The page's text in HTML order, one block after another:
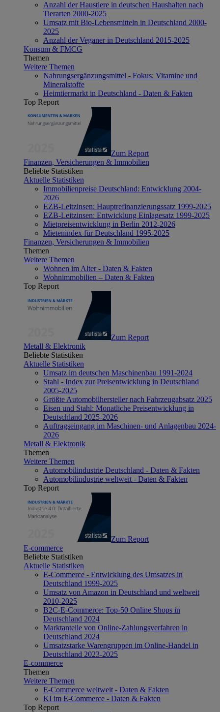
Anzahl der Haustiere in deutschen Haushalten nach
Tierarten 2000-2025
Umsatz mit Bio-Lebensmitteln in Deutschland 2000-
2025
Anzahl der Veganer in Deutschland 2015-2025
Konsum & FMCG
Themen
Weitere Themen
Nahrungsergänzungsmittel - Fokus: Vitamine und
Mineralstoffe
Heimtiermarkt in Deutschland - Daten & Fakten
Top Report
Zum Report
Finanzen, Versicherungen & Immobilien
Beliebte Statistiken
Aktuelle Statistiken
Immobilienpreise Deutschland: Entwicklung 2004-
2026
EZB-Leitzinsen: Hauptrefinanzierungssatz 1999-2025
EZB-Leitzinsen: Entwicklung Einlagesatz 1999-2025
Mietpreisentwicklung in Berlin 2012-2026
Mietenindex für Deutschland 1995-2025
Finanzen, Versicherungen & Immobilien
Themen
Weitere Themen
Wohnen im Alter - Daten & Fakten
Wohnimmobilien – Daten & Fakten
Top Report
Zum Report
Metall & Elektronik
Beliebte Statistiken
Aktuelle Statistiken
Umsatz im deutschen Maschinenbau 1991-2024
Stahl - Index zur Preisentwicklung in Deutschland
2005-2025
Größte Automobilhersteller nach Fahrzeugabsatz 2025
Eisen und Stahl: Monatliche Preisentwicklung in
Deutschland 2025-2026
Auftragseingang im Maschinen- und Anlagenbau 2024-
2026
Metall & Elektronik
Themen
Weitere Themen
Automobilindustrie Deutschland - Daten & Fakten
Automobilindustrie weltweit - Daten & Fakten
Top Report
Zum Report
E-commerce
Beliebte Statistiken
Aktuelle Statistiken
E-Commerce - Entwicklung des Umsatzes in
Deutschland 1999-2025
Umsatz von Amazon in Deutschland und weltweit
2010-2025
B2C-E-Commerce: Top-50 Online Shops in
Deutschland 2024
Marktanteile von Online-Zahlungsverfahren in
Deutschland 2024
Umsatzstarke Warengruppen im Online-Handel in
Deutschland 2023-2025
E-commerce
Themen
Weitere Themen
E-Commerce weltweit - Daten & Fakten
KI im E-Commerce - Daten & Fakten
Top Report